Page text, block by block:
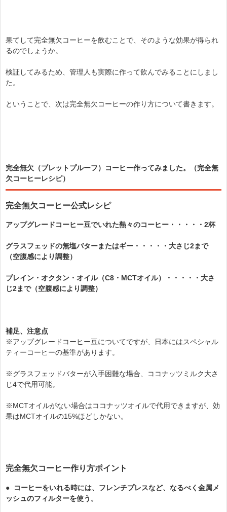
果てして完全無欠コーヒーを飲むことで、そのような効果が得られ
るのでしょうか。
検証してみるため、管理人も実際に作って飲んでみることにしまし
た。
ということで、次は完全無欠コーヒーの作り方について書きます。
完全無欠（ブレットプルーフ）コーヒー作ってみました。（完全無
欠コーヒーレシピ）
完全無欠コーヒー公式レシピ
アップグレードコーヒー豆でいれた熱々のコーヒー ・・・・・2杯
グラスフェッドの無塩バターまたはギー ・・・・・大さじ2まで
（空腹感により調整）
ブレイン・オクタン・オイル（C8・MCTオイル）
・・・・・大さ
じ2まで（空腹感により調整）
補足、注意点
※アップグレードコーヒー豆についてですが、日本にはスペシャル
ティーコーヒーの基準があります。
※グラスフェッドバターが入手困難な場合、ココナッツミルク大さ
じ4で代用可能。
※MCTオイルがない場合はココナッツオイルで代用できますが、効
果はMCTオイルの15%ほどしかない。
完全無欠コーヒー作り方ポイント
● コーヒーをいれる時には、フレンチプレスなど、 なるべく金属メ
ッシュのフィルターを使う。